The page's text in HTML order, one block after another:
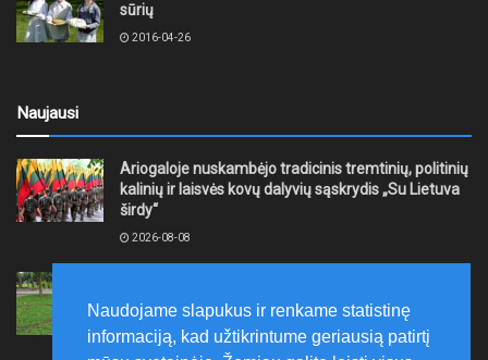
sūrių
2016-04-26
Naujausi
Ariogaloje nuskambėjo tradicinis tremtinių, politinių
kalinių ir laisvės kovų dalyvių sąskrydis „Su Lietuva
širdy“
2026-08-08
laikytis Kelių eismo taisyklių, tausoti aplinką
2026-08-08
Naudojame slapukus ir renkame statistinę
informaciją, kad užtikrintume geriausią patirtį